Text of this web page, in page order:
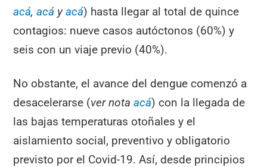
acá,acá yacá) hasta llegar al total de quince
contagios: nueve casos autóctonos (60%) y
seis con un viaje previo (40%).
No obstante, el avance del dengue comenzó a
desacelerarse (ver notaacá) con la llegada de
las bajas temperaturas otoñales y el
aislamiento social, preventivo y obligatorio
previsto por el Covid-19. Así, desde principios